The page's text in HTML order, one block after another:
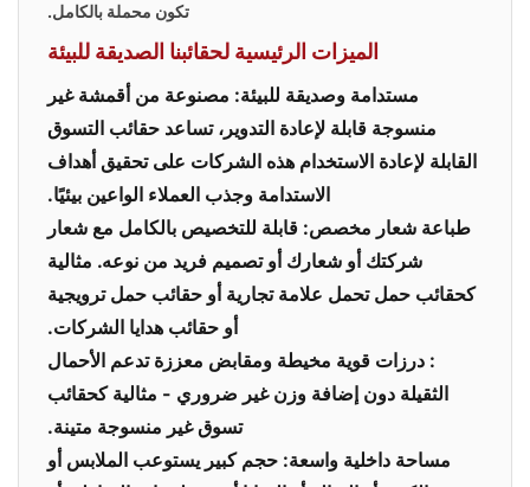
تكون محملة بالكامل.
الميزات الرئيسية لحقائبنا الصديقة للبيئة
مستدامة وصديقة للبيئة: مصنوعة من أقمشة غير
منسوجة قابلة لإعادة التدوير، تساعد حقائب التسوق
القابلة لإعادة الاستخدام هذه الشركات على تحقيق أهداف
الاستدامة وجذب العملاء الواعين بيئيًا.
طباعة شعار مخصص: قابلة للتخصيص بالكامل مع شعار
شركتك أو شعارك أو تصميم فريد من نوعه. مثالية
كحقائب حمل تحمل علامة تجارية أو حقائب حمل ترويجية
أو حقائب هدايا الشركات.
: درزات قوية مخيطة ومقابض معززة تدعم الأحمال
الثقيلة دون إضافة وزن غير ضروري - مثالية كحقائب
تسوق غير منسوجة متينة.
مساحة داخلية واسعة: حجم كبير يستوعب الملابس أو